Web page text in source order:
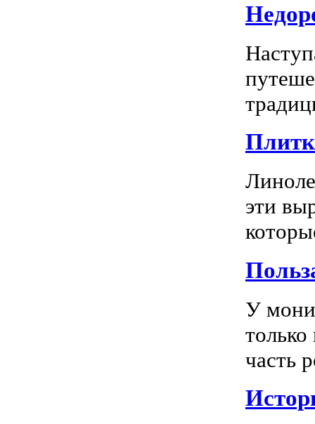
эти
У
часть